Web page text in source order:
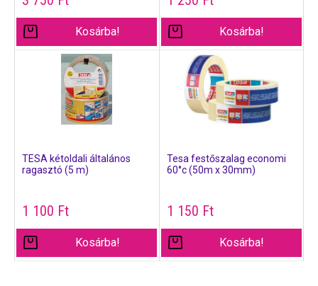
Kosárba! Kosárba!
TESA kétoldali általános
ragasztó (5 m)
1 100 Ft
Kosárba!
Tesa festőszalag economi
60°c (50m x 30mm)
1 150 Ft
Kosárba!